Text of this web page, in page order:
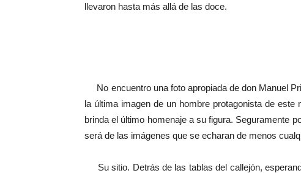
llevaron hasta más allá de las doce.
No encuentro una foto apropiada de don Manuel
la última imagen de un hombre protagonista de
brinda el último homenaje a su figura. Seguramente
será de las imágenes que se echaran de menos
Su sitio. Detrás de las tablas del callejón,